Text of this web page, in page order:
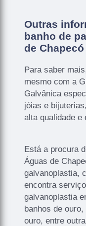
Outras
banho de
de Chapecó
Para saber
mesmo com a
Galvânica
jóias e
alta qualidade e
Está a procura
Águas de
galvanoplastia,
encontra
galvanoplastia
banhos de
ouro, entre